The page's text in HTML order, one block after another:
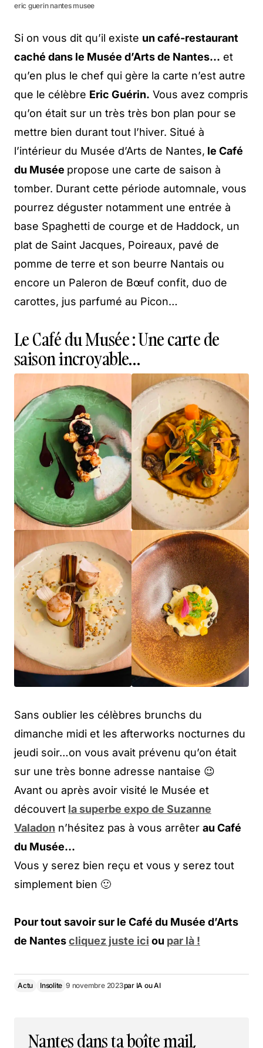
eric guerin nantes musee
Si on vous dit qu’il existe un café-restaurant
caché dans le Musée d’Arts de Nantes… et
qu’en plus le chef qui gère la carte n’est autre
que le célèbre Eric Guérin. Vous avez compris
qu’on était sur un très très bon plan pour se
mettre bien durant tout l’hiver. Situé à
l’intérieur du Musée d’Arts de Nantes, le Café
du Musée propose une carte de saison à
tomber. Durant cette période automnale, vous
pourrez déguster notamment une entrée à
base Spaghetti de courge et de Haddock, un
plat de Saint Jacques, Poireaux, pavé de
pomme de terre et son beurre Nantais ou
encore un Paleron de Bœuf confit, duo de
carottes, jus parfumé au Picon…
Le Café du Musée : Une carte de
saison incroyable…
Sans oublier les célèbres brunchs du
dimanche midi et les afterworks nocturnes du
jeudi soir…on vous avait prévenu qu’on était
sur une très bonne adresse nantaise 😉
Avant ou après avoir visité le Musée et
découvert la superbe expo de Suzanne
Valadon n’hésitez pas à vous arrêter au Café
du Musée…
Vous y serez bien reçu et vous y serez tout
simplement bien 🙂
Pour tout savoir sur le Café du Musée d’Arts
de Nantescliquez juste ici ou par là !
Actu Insolite 9 novembre 2023par IA ou AI
Nantes dans ta boîte mail,